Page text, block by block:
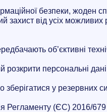
безпеки, жоден
від усіх можливих
об’єктивні
персональні
у резервних
Регламенту (ЄС) 2016/